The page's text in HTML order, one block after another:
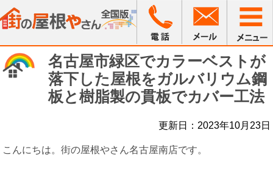
名古屋市緑区でカラーベストが
落下した屋根をガルバリウム鋼
板と樹脂製の貫板でカバー工法
更新日：2023年10月23日
こんにちは。街の屋根やさん名古屋南店です。